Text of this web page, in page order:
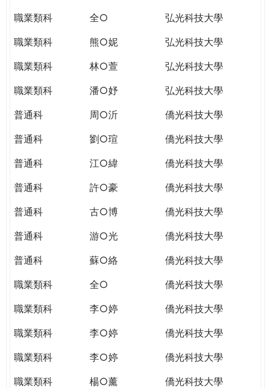
職業類科
全○
弘光科技大學
職業類科
熊○妮
弘光科技大學
職業類科
林○萱
弘光科技大學
職業類科
潘○妤
弘光科技大學
普通科
周○沂
僑光科技大學
普通科
劉○瑄
僑光科技大學
普通科
江○緯
僑光科技大學
普通科
許○豪
僑光科技大學
普通科
古○博
僑光科技大學
普通科
游○光
僑光科技大學
普通科
蘇○絡
僑光科技大學
職業類科
全○
僑光科技大學
職業類科
李○婷
僑光科技大學
職業類科
李○婷
僑光科技大學
職業類科
李○婷
僑光科技大學
職業類科
楊○薰
僑光科技大學